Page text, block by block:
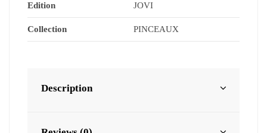
Edition JOVI
Collection PINCEAUX
Description